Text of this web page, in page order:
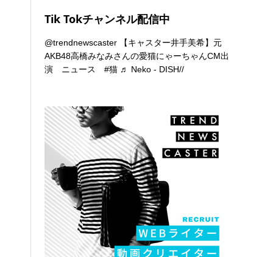
Tik Tokチャンネル配信中
@trendnewscaster 【キャスター井手美希】元
AKB48高橋みなみさんの愛猫にゃーちゃんCM出
演 ニュース#猫 ♬ Neko - DISH//